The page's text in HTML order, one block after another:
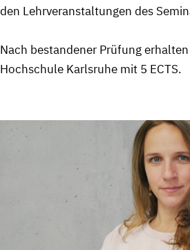
den Lehrveranstaltungen des
Nach bestandener Prüfung
Hochschule Karlsruhe mit 5 ECTS.